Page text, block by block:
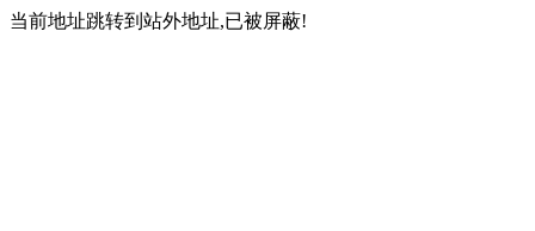
当前地址跳转到站外地址,已被屏蔽!